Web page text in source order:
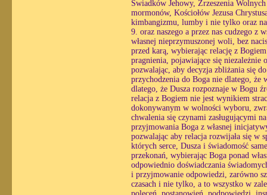
Świadków Jehowy, Zrzeszenia
mormonów, Kościołów Jezusa
kimbangizmu, lumby i nie tylko oraz
9. oraz naszego a przez nas cudzego
własnej nieprzymuszonej woli, bez
przed karą, wybierając relację z
pragnienia, pojawiające się
pozwalając, aby decyzja zbliżania się
przychodzenia do Boga nie dlatego, że
dlatego, że Dusza rozpoznaje w Bogu
relacja z Bogiem nie jest wynikiem
dokonywanym w wolności wyboru,
chwalenia się czynami zasługującymi
przyjmowania Boga z własnej
pozwalając aby relacja rozwijała się w
których serce, Dusza i świadomość
przekonań, wybierając Boga ponad
odpowiednio doświadczania
i przyjmowanie odpowiedzi, zarówno
czasach i nie tylko, a to wszystko w